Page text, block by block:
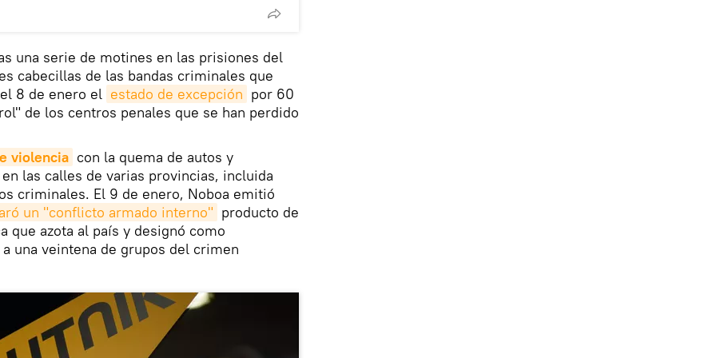
una serie de motines en las prisiones del
cabecillas de las bandas criminales que
8 de enero el estado de excepción por 60
de los centros penales que se han perdido
violencia con la quema de autos y
las calles de varias provincias, incluida
criminales. El 9 de enero, Noboa emitió
un "conflicto armado interno" producto de
que azota al país y designó como
una veintena de grupos del crimen